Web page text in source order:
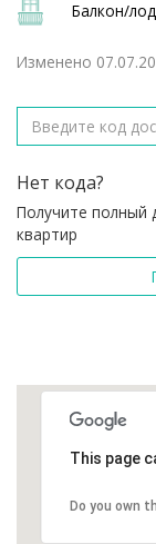
Балкон/
Изменено
Нет кода?
Получите полный
квартир
This page
Do you own